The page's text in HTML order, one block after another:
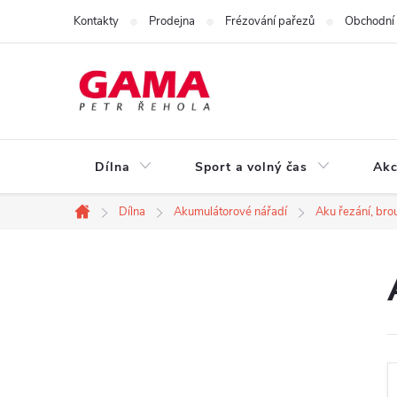
Kontakty Prodejna Frézování pařezů Obchodní
Dílna Sport a volný čas
Domů
Dílna Akumulátorové nářadí Aku řezání,